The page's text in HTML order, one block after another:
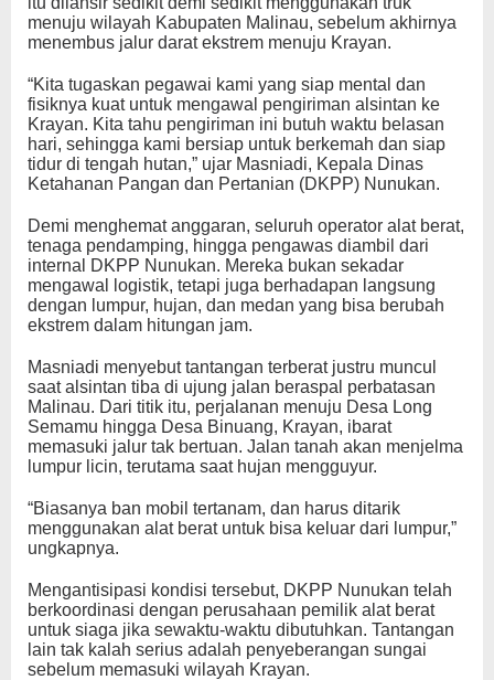
menuju wilayah Kabupaten Malinau, sebelum akhirnya
menembus jalur darat ekstrem menuju Krayan.
“Kita tugaskan pegawai kami yang siap mental dan
fisiknya kuat untuk mengawal pengiriman alsintan ke
Krayan. Kita tahu pengiriman ini butuh waktu belasan
hari, sehingga kami bersiap untuk berkemah dan siap
tidur di tengah hutan,” ujar Masniadi, Kepala Dinas
Ketahanan Pangan dan Pertanian (DKPP) Nunukan.
Demi menghemat anggaran, seluruh operator alat berat,
tenaga pendamping, hingga pengawas diambil dari
internal DKPP Nunukan. Mereka bukan sekadar
mengawal logistik, tetapi juga berhadapan langsung
dengan lumpur, hujan, dan medan yang bisa berubah
ekstrem dalam hitungan jam.
Masniadi menyebut tantangan terberat justru muncul
saat alsintan tiba di ujung jalan beraspal perbatasan
Malinau. Dari titik itu, perjalanan menuju Desa Long
Semamu hingga Desa Binuang, Krayan, ibarat
memasuki jalur tak bertuan. Jalan tanah akan menjelma
lumpur licin, terutama saat hujan mengguyur.
“Biasanya ban mobil tertanam, dan harus ditarik
menggunakan alat berat untuk bisa keluar dari lumpur,”
ungkapnya.
Mengantisipasi kondisi tersebut, DKPP Nunukan telah
berkoordinasi dengan perusahaan pemilik alat berat
untuk siaga jika sewaktu-waktu dibutuhkan. Tantangan
lain tak kalah serius adalah penyeberangan sungai
sebelum memasuki wilayah Krayan.